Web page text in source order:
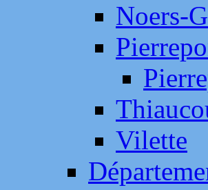
Noers-
Vilette